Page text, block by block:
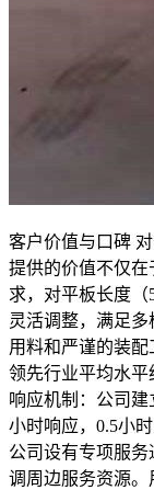
客户价值与口碑
提供的价值不仅
求，对平板长度（
灵活调整，满足
用料和严谨的装配
领先行业平均水平
响应机制：公司
小时响应，0.5小
公司设有专项服
调周边服务资源